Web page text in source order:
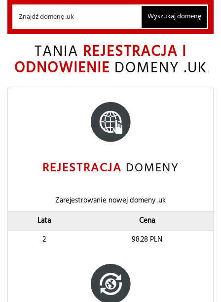
Wyszukaj domenę
TANIA REJESTRACJA I
ODNOWIENIE DOMENY .UK
REJESTRACJA DOMENY
Zarejestrowanie nowej domeny .uk
Lata
Cena
2
98.28PLN